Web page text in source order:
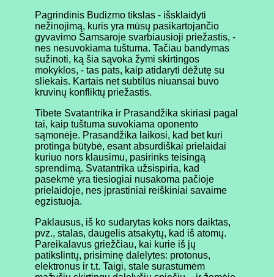
Pagrindinis Budizmo tikslas - išsklaidyti
nežinojimą, kuris yra mūsų pasikartojančio
gyvavimo Samsaroje svarbiausioji priežastis, -
nes nesuvokiama tuštuma. Tačiau bandymas
sužinoti, ką šia sąvoka žymi skirtingos
mokyklos, - tas pats, kaip atidaryti dėžutę su
sliekais. Kartais net subtilūs niuansai buvo
kruvinų konfliktų priežastis.
Tibete Svatantrika ir Prasandžika skiriasi pagal
tai, kaip tuštuma suvokiama oponento
sąmonėje. Prasandžika laikosi, kad bet kuri
protinga būtybė, esant absurdiškai prielaidai
kuriuo nors klausimu, pasirinks teisingą
sprendimą. Svatantrika užsispiria, kad
pasekmė yra tiesiogiai nusakoma pačioje
prielaidoje, nes įprastiniai reiškiniai savaime
egzistuoja.
Paklausus, iš ko sudarytas koks nors daiktas,
pvz., stalas, daugelis atsakytų, kad iš atomų.
Pareikalavus griežčiau, kai kurie iš jų
patikslintų, prisiminę dalelytes: protonus,
elektronus ir t.t. Taigi, stale surastumėm